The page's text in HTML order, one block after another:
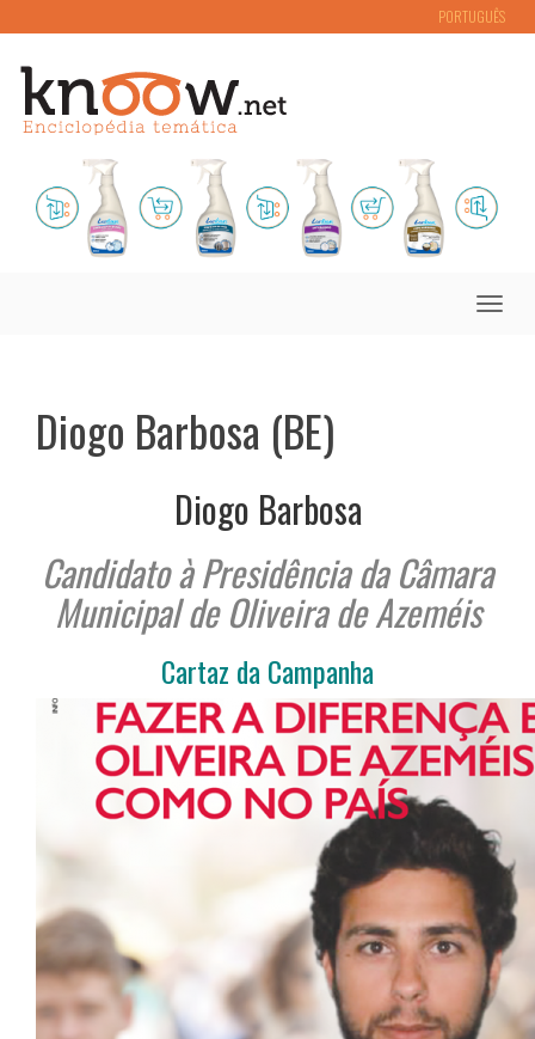
PORTUGUÊS
Toggle
Diogo Barbosa (BE)
Diogo Barbosa
Candidato à Presidência da Câmara
Municipal de Oliveira de Azeméis
Cartaz da Campanha